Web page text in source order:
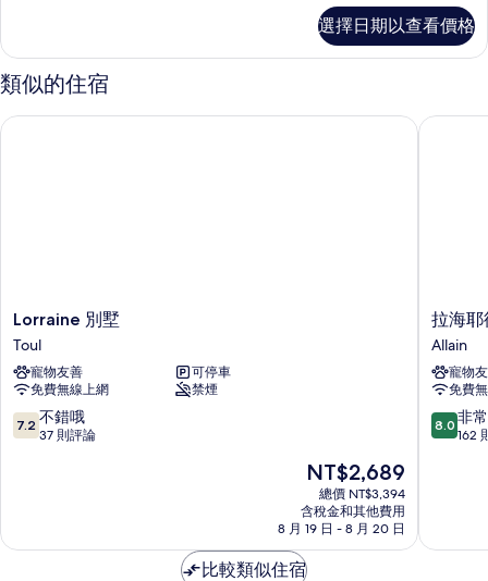
相
片
房
的
詳
選擇日期以查看價格
類似的住宿
Lorraine
別
墅
Toul
Lorraine 別墅
Toul
寵物友善
可停車
免費無線上網
禁煙
7.2
分，
錯
7.2 不錯哦
37 則評論
現
在
價
格
為
NT$2,689
NT$2,689
總價 NT$3,394
含稅金和其他費用
8 月 19 日 - 8 月 20 日
Lorraine 別墅
拉
海
耶
德
維
格
尼
拉海耶
Allain
寵物
免費
8.0
分，
常
8.0 非
162
拉海耶
比較類似住宿